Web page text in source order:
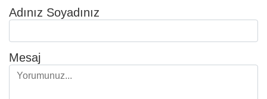
Adınız Soyadınız
Mesaj